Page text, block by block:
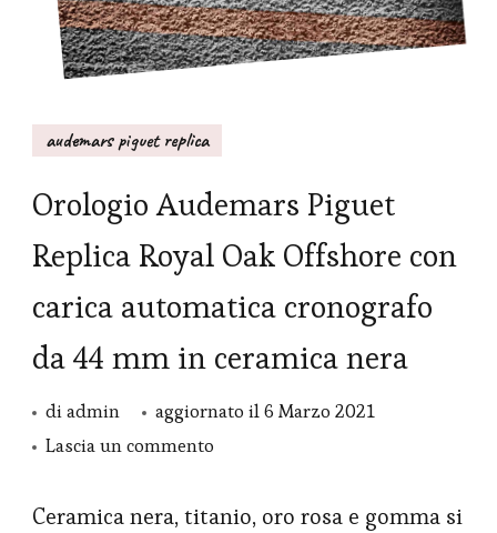
audemars piguet replica
Orologio Audemars Piguet
Replica Royal Oak Offshore con
carica automatica cronografo
da 44 mm in ceramica nera
diadmin aggiornato il6 Marzo 2021
Lascia un commento
Audemars
Ceramica nera, titanio, oro rosa e gomma si